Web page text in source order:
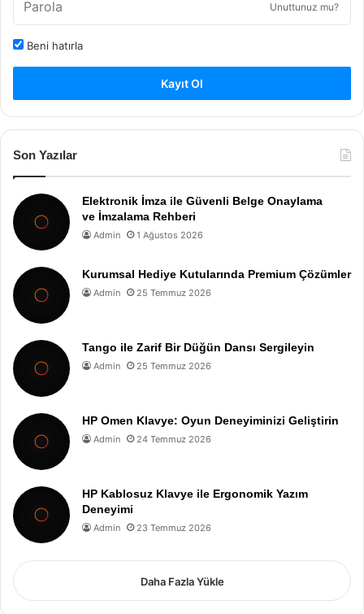
Unuttunuz mu?
Beni hatırla
Kayıt Ol
Son Yazılar
Elektronik İmza ile Güvenli Belge Onaylama
ve İmzalama Rehberi
Admin 1 Ağustos 2026
Kurumsal Hediye Kutularında Premium Çözümler
Admin 25 Temmuz 2026
Tango ile Zarif Bir Düğün Dansı Sergileyin
Admin 25 Temmuz 2026
HP Omen Klavye: Oyun Deneyiminizi Geliştirin
Admin 24 Temmuz 2026
HP Kablosuz Klavye ile Ergonomik Yazım
Deneyimi
Admin 23 Temmuz 2026
Daha Fazla Yükle